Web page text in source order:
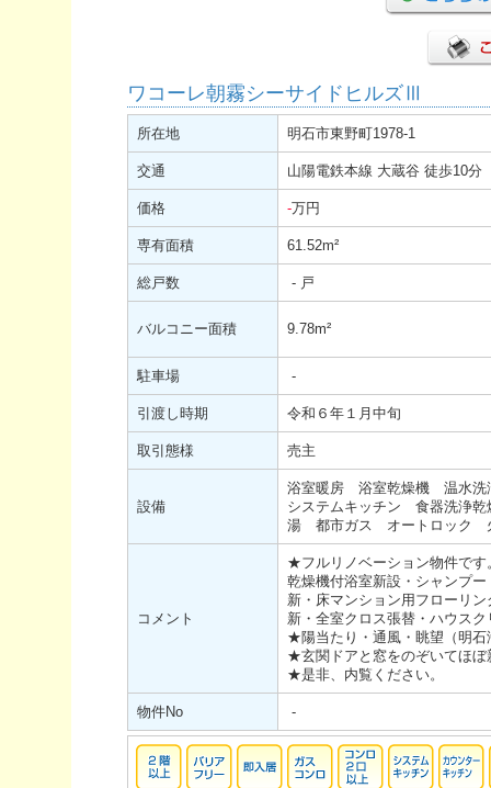
ワコーレ朝霧シーサイドヒルズⅢ
所在地 明石市東野町1978-1
交通 山陽電鉄本線 大蔵谷 徒歩10分
価格 -万円
専有面積 61.52m²
総戸数 - 戸
バルコニー面積 9.78m²
駐車場 -
引渡し時期 令和６年１月中旬
取引態様 売主
設備
浴室暖房 浴室乾燥機 温水
システムキッチン 食器洗浄
湯 都市ガス オートロック
コメント
★フルリノベーション物件です
乾燥機付浴室新設・シャンプ
新・床マンション用フローリ
新・全室クロス張替・ハウス
★陽当たり・通風・眺望（明石
★玄関ドアと窓をのぞいてほぼ
★是非、内覧ください。
物件No -